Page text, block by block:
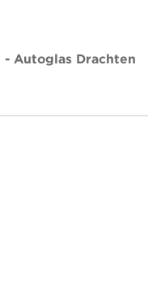
- Autoglas Drachten